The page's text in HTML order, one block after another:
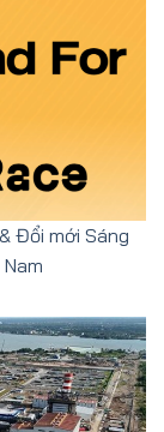
Đổi mới Sáng